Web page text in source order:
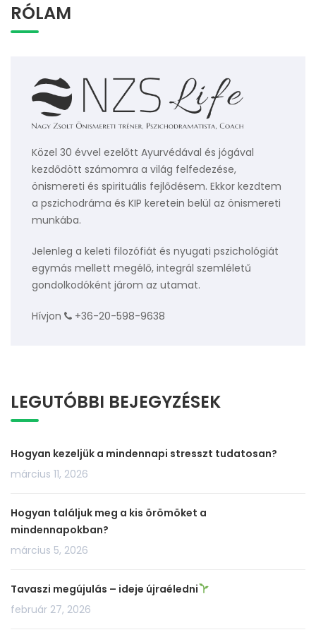
RÓLAM
Közel 30 évvel ezelőtt Ayurvédával és jógával
kezdődött számomra a világ felfedezése,
önismereti és spirituális fejlődésem. Ekkor kezdtem
a pszichodráma és KIP keretein belül az önismereti
munkába.
Jelenleg a keleti filozófiát és nyugati pszichológiát
egymás mellett megélő, integrál szemléletű
gondolkodóként járom az utamat.
Hívjon +36-20-598-9638
LEGUTÓBBI BEJEGYZÉSEK
Hogyan kezeljük a mindennapi stresszt tudatosan?
március 11, 2026
Hogyan találjuk meg a kis örömöket a
mindennapokban?
március 5, 2026
Tavaszi megújulás – ideje újraéledni
február 27, 2026